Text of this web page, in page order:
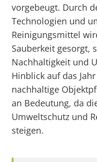
vorgebeugt. Durch
Technologien und
Reinigungsmittel
Sauberkeit gesorgt,
Nachhaltigkeit und
Hinblick auf das
nachhaltige
an Bedeutung, da
Umweltschutz und
steigen.